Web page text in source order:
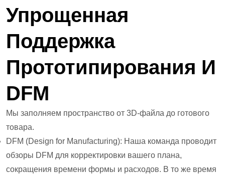
Упрощенная
Поддержка
Прототипирования И
DFM
Мы заполняем пространство от 3D-файла до готового
товара.
DFM (Design for Manufacturing): Наша команда проводит
обзоры DFM для корректировки вашего плана,
сокращения времени формы и расходов. В то же время